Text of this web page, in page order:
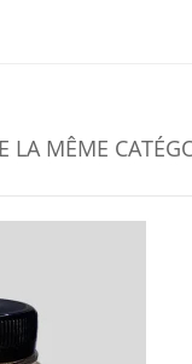
LA MÊME